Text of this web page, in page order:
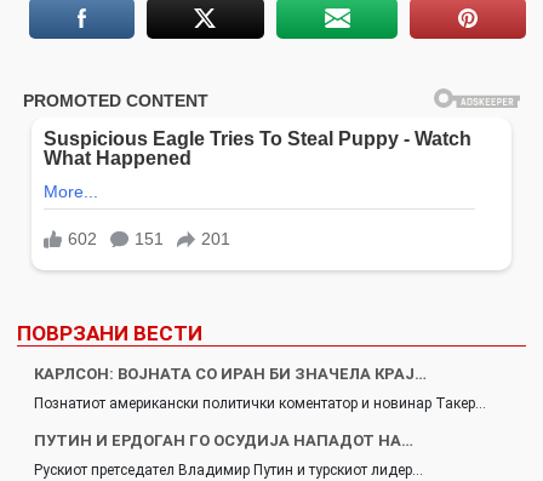
ПОВРЗАНИ ВЕСТИ
КАРЛСОН: ВОЈНАТА СО ИРАН БИ ЗНАЧЕЛА КРАЈ…
Познатиот американски политички коментатор и новинар Такер…
ПУТИН И ЕРДОГАН ГО ОСУДИЈА НАПАДОТ НА…
Рускиот претседател Владимир Путин и турскиот лидер…